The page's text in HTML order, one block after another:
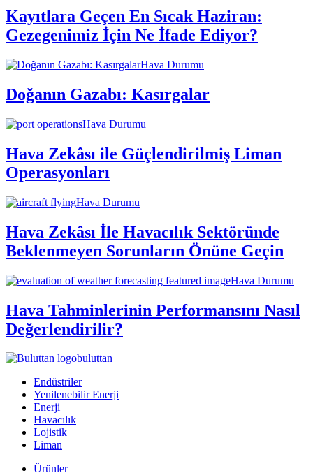
Kayıtlara Geçen En Sıcak Haziran:
Gezegenimiz İçin Ne İfade Ediyor?
Hava Durumu
Doğanın Gazabı: Kasırgalar
Hava Durumu
Hava Zekâsı ile Güçlendirilmiş Liman
Operasyonları
Hava Durumu
Hava Zekâsı İle Havacılık Sektöründe
Beklenmeyen Sorunların Önüne Geçin
Hava Durumu
Hava Tahminlerinin Performansını Nasıl
Değerlendirilir?
buluttan
Endüstriler
Yenilenebilir Enerji
Enerji
Havacılık
Lojistik
Liman
Ürünler